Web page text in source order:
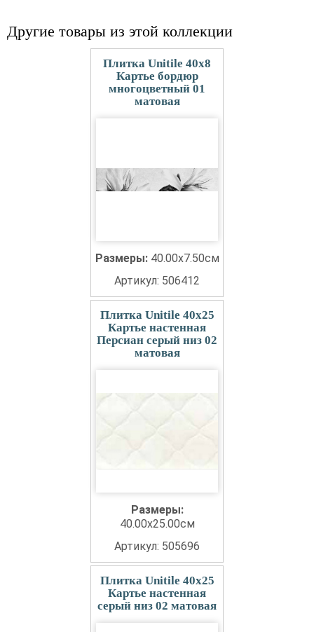
Другие товары из этой коллекции
Плитка Unitile 40x8
Картье бордюр
многоцветный 01
матовая
Размеры: 40.00x7.50см
Артикул: 506412
Плитка Unitile 40x25
Картье настенная
Персиан серый низ 02
матовая
Размеры:
40.00x25.00см
Артикул: 505696
Плитка Unitile 40x25
Картье настенная
серый низ 02 матовая